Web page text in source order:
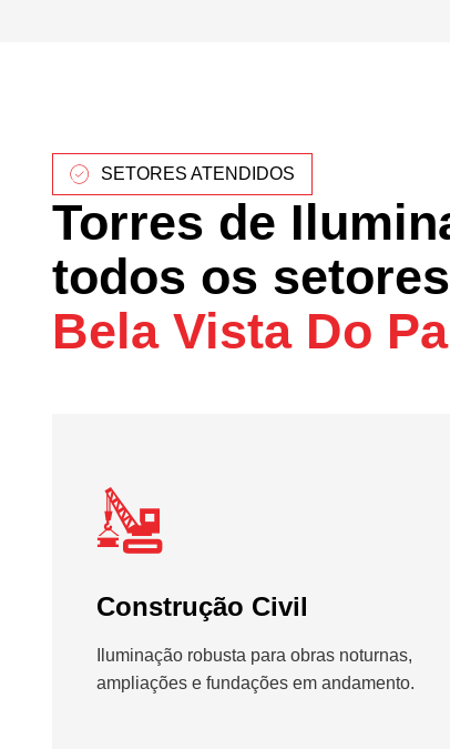
SETORES ATENDIDOS
Torres de
todos os
Bela Vista Do
Construção Civil
Iluminação robusta para obras noturnas,
ampliações e fundações em andamento.